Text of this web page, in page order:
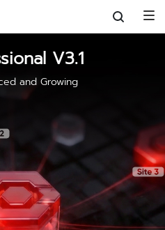
V3.1
and Growing